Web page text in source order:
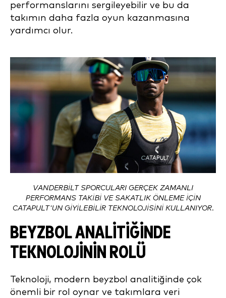
performanslarını sergileyebilir ve bu da
takımın daha fazla oyun kazanmasına
yardımcı olur.
VANDERBILT SPORCULARI GERÇEK ZAMANLI
PERFORMANS TAKIBI VE SAKATLIK ÖNLEME IÇIN
CATAPULT'UN GIYILEBILIR TEKNOLOJISINI KULLANIYOR.
BEYZBOL ANALITIĞINDE
TEKNOLOJININ ROLÜ
Teknoloji, modern beyzbol analitiğinde çok
önemli bir rol oynar ve takımlara veri